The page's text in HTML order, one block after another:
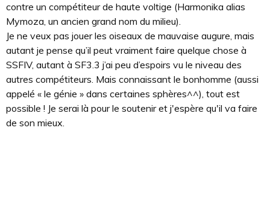
contre un compétiteur de haute voltige (Harmonika alias
Mymoza, un ancien grand nom du milieu).
Je ne veux pas jouer les oiseaux de mauvaise augure, mais
autant je pense qu’il peut vraiment faire quelque chose à
SSFIV, autant à SF3.3 j’ai peu d’espoirs vu le niveau des
autres compétiteurs. Mais connaissant le bonhomme (aussi
appelé « le génie » dans certaines sphères^^), tout est
possible ! Je serai là pour le soutenir et j'espère qu'il va faire
de son mieux.